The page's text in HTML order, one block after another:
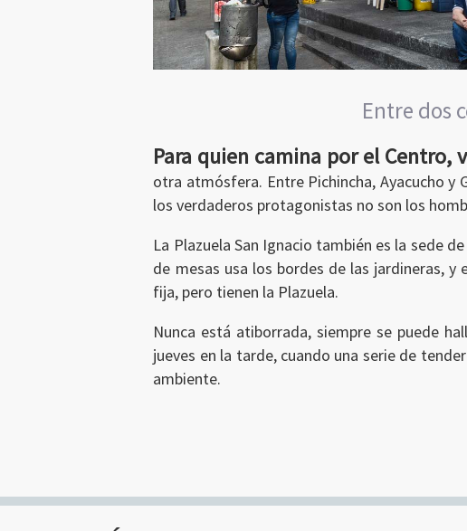
Entre dos
Para quien camina por el
otra atmósfera. Entre Pichincha, Ayacucho y
los verdaderos protagonistas no son los
La Plazuela San Ignacio también es la sede
de mesas usa los bordes de las jardineras,
fija, pero tienen la Plazuela.
Nunca está atiborrada, siempre se puede
jueves en la tarde, cuando una serie de
ambiente.